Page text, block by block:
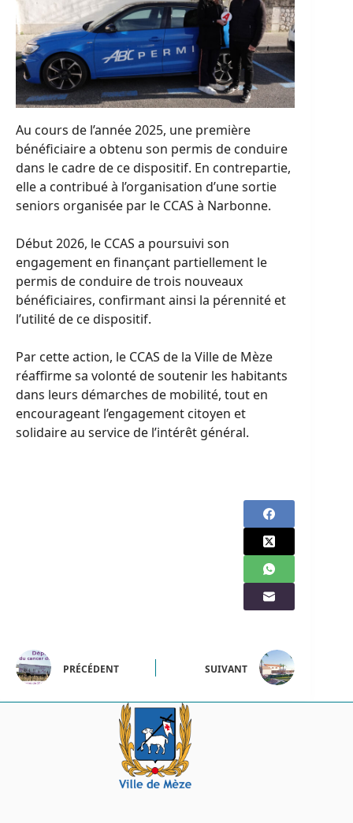
Au cours de l’année 2025, une première
bénéficiaire a obtenu son permis de conduire
dans le cadre de ce dispositif. En contrepartie,
elle a contribué à l’organisation d’une sortie
seniors organisée par le CCAS à Narbonne.
Début 2026, le CCAS a poursuivi son
engagement en finançant partiellement le
permis de conduire de trois nouveaux
bénéficiaires, confirmant ainsi la pérennité et
l’utilité de ce dispositif.
Par cette action, le CCAS de la Ville de Mèze
réaffirme sa volonté de soutenir les habitants
dans leurs démarches de mobilité, tout en
encourageant l’engagement citoyen et
solidaire au service de l’intérêt général.
PRÉCÉDENT SUIVANT